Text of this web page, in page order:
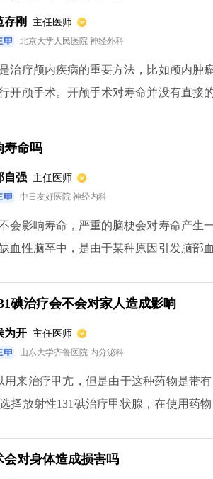
存刚 主任医师
北京大学人民医院 神经外科
治疗颅内疾病的重要方法，比如颅内肿
开颅手术。开颅手术对寿命并没有直接
寿命吗
自强 主任医师
中日友好医院 神经内科
会影响寿命，严重的脑梗会对寿命产生
血性脑卒中，是由于某种原因引发脑部
碘治疗会不会对家人造成影响
为开 主任医师
山东大学齐鲁医院 内分泌科
用来治疗甲亢，但是由于这种药物是带
择放射性131碘治疗甲状腺，在使用药
会对身体造成损害吗